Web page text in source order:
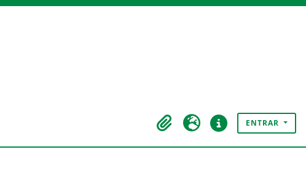
Área de transferência
Idioma Ligações rápidas
ENTRAR